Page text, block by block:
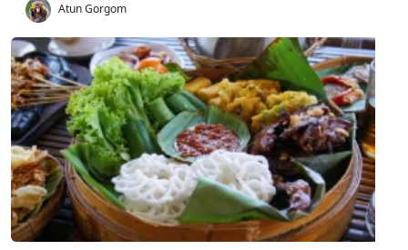
Atun Gorgom